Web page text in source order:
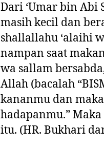
Dari ‘Umar bin Abi
masih kecil dan
shallallahu ‘alaihi
nampan saat
wa sallam
Allah (bacalah
kananmu dan
hadapanmu.”
itu. (HR. Bukhari